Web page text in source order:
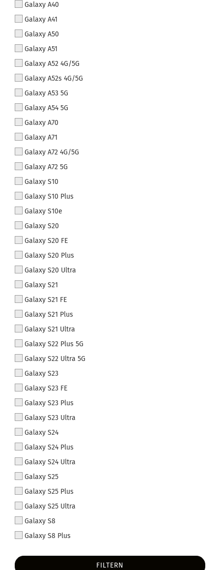
Galaxy A40
Galaxy A41
Galaxy A50
Galaxy A51
Galaxy A52 4G/5G
Galaxy A52s 4G/5G
Galaxy A53 5G
Galaxy A54 5G
Galaxy A70
Galaxy A71
Galaxy A72 4G/5G
Galaxy A72 5G
Galaxy S10
Galaxy S10 Plus
Galaxy S10e
Galaxy S20
Galaxy S20 FE
Galaxy S20 Plus
Galaxy S20 Ultra
Galaxy S21
Galaxy S21 FE
Galaxy S21 Plus
Galaxy S21 Ultra
Galaxy S22 Plus 5G
Galaxy S22 Ultra 5G
Galaxy S23
Galaxy S23 FE
Galaxy S23 Plus
Galaxy S23 Ultra
Galaxy S24
Galaxy S24 Plus
Galaxy S24 Ultra
Galaxy S25
Galaxy S25 Plus
Galaxy S25 Ultra
Galaxy S8
Galaxy S8 Plus
FILTERN